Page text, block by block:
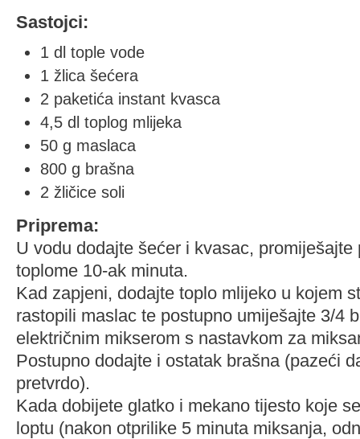
Sastojci:
1 dl tople vode
1 žlica šećera
2 paketića instant kvasca
4,5 dl toplog mlijeka
50 g maslaca
800 g brašna
2 žličice soli
Priprema:
U vodu dodajte šećer i kvasac, promiješajte
toplome 10-ak minuta.
Kad zapjeni, dodajte toplo mlijeko u kojem
rastopili maslac te postupno umiješajte 3/4
električnim mikserom s nastavkom za
Postupno dodajte i ostatak brašna (pazeći
pretvrdo).
Kada dobijete glatko i mekano tijesto koje
loptu (nakon otprilike 5 minuta miksanja,